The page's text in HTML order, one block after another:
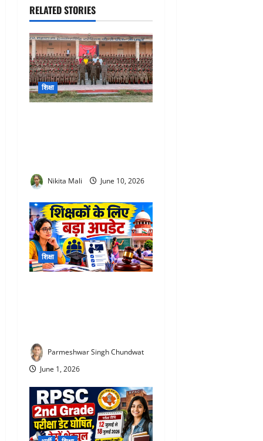
i
g
a
t
RELATED STORIES
शिक्षा
Nikita Mali June 10, 2026
शिक्षा
Parmeshwar Singh Chundwat
June 1, 2026